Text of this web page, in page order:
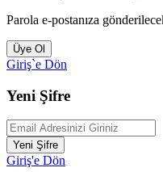
Parola e-postanıza
Üye Ol
Giriş`e Dön
Yeni Şifre
Yeni Şifre
Giriş'e Dön